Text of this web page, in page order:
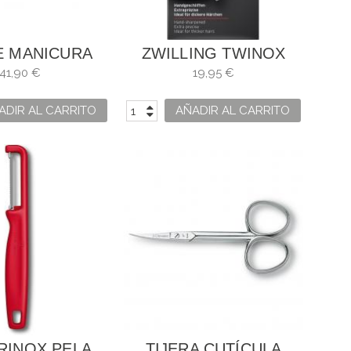
MANICURA
ARBOLITO
41,90 €
AL CARRITO
ZWILLING TWINOX
PINZA DE DEPILAR,
19,95 €
AÑADIR AL CARRITO